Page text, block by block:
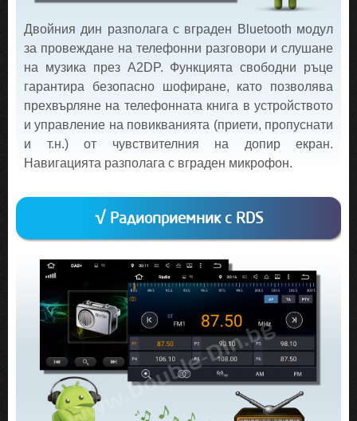
Двойния дин разполага с вграден Bluetooth модул
за провеждане на телефонни разговори и слушане
на музика през A2DP. Функцията свободни ръце
гарантира безопасно шофиране, като позволява
прехвърляне на телефонната книга в устройството
и управление на повикванията (приети, пропуснати
и т.н.) от чувствителния на допир екран.
Навигацията разполага с вграден микрофон.
√ Радиоприемник с RDS